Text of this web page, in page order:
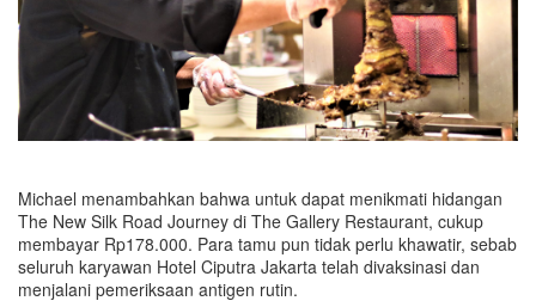
Michael menambahkan bahwa untuk dapat menikmati hidangan
The New Silk Road Journey di The Gallery Restaurant, cukup
membayar Rp178.000. Para tamu pun tidak perlu khawatir, sebab
seluruh karyawan Hotel Ciputra Jakarta telah divaksinasi dan
menjalani pemeriksaan antigen rutin.